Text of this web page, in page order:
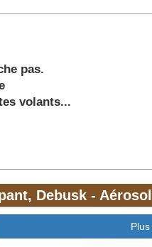
pas.
volants...
Debusk - Aérosol